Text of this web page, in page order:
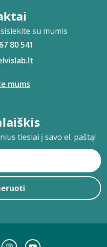
su mumis
80 541
mums
tiesiai į savo el. paštą!